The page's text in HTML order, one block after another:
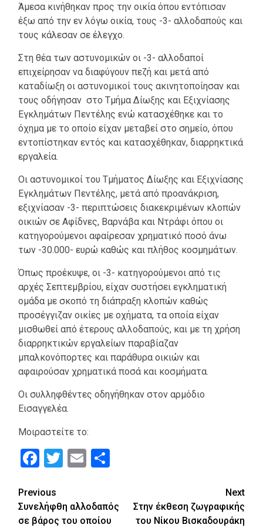
Άμεσα κινήθηκαν προς την οικία όπου εντόπισαν
έξω από την εν λόγω οικία, τους -3- αλλοδαπούς και
τους κάλεσαν σε έλεγχο.
Στη θέα των αστυνομικών οι -3- αλλοδαποί
επιχείρησαν να διαφύγουν πεζή και μετά από
καταδίωξη οι αστυνομικοί τους ακινητοποίησαν και
τους οδήγησαν στο Τμήμα Δίωξης και Εξιχνίασης
Εγκλημάτων Πεντέλης ενώ κατασχέθηκε και το
όχημα με το οποίο είχαν μεταβεί στο σημείο, όπου
εντοπίστηκαν εντός και κατασχέθηκαν, διαρρηκτικά
εργαλεία.
Οι αστυνομικοί του Τμήματος Δίωξης και Εξιχνίασης
Εγκλημάτων Πεντέλης, μετά από προανάκριση,
εξιχνίασαν -3- περιπτώσεις διακεκριμένων κλοπών
οικιών σε Αφίδνες, Βαρνάβα και Ντράφι όπου οι
κατηγορούμενοι αφαίρεσαν χρηματικό ποσό άνω
των -30.000- ευρώ καθώς και πλήθος κοσμημάτων.
Όπως προέκυψε, οι -3- κατηγορούμενοι από τις
αρχές Σεπτεμβρίου, είχαν συστήσει εγκληματική
ομάδα με σκοπό τη διάπραξη κλοπών καθώς
προσέγγιζαν οικίες με οχήματα, τα οποία είχαν
μισθωθεί από έτερους αλλοδαπούς, και με τη χρήση
διαρρηκτικών εργαλείων παραβίαζαν
μπαλκονόπορτες και παράθυρα οικιών και
αφαιρούσαν χρηματικά ποσά και κοσμήματα.
Οι συλληφθέντες οδηγήθηκαν στον αρμόδιο
Εισαγγελέα.
Μοιραστείτε το:
Facebook
Twitter
Email
Continue
Reading
Previous
Συνελήφθη αλλοδαπός
σε βάρος του οποίου
Next
Στην έκθεση ζωγραφικής
του Νίκου Βισκαδουράκη